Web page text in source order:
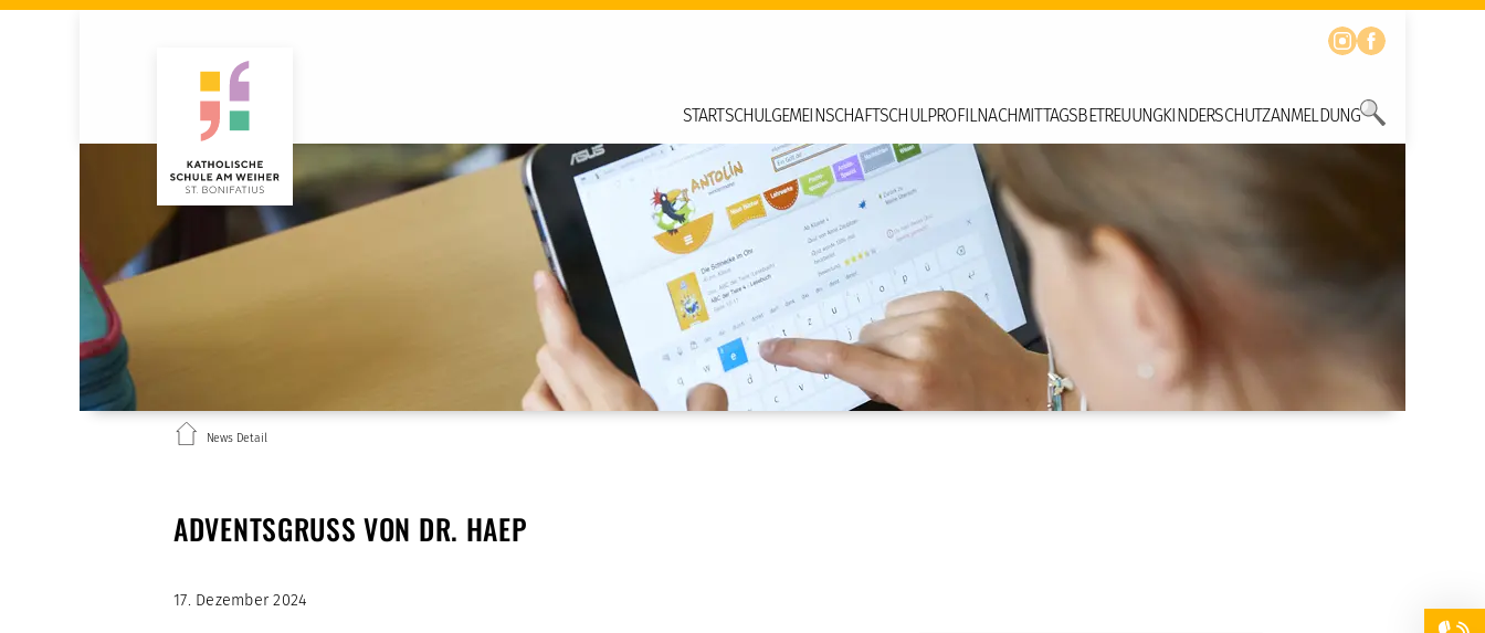
STARTSCHULGEMEINSCHAFTSCHULPROFILNACHMITTAGSBETREUUNGKINDERSCHUTZANMELDUNG
News Detail
ADVENTSGRUSS VON DR. HAEP
17. Dezember 2024